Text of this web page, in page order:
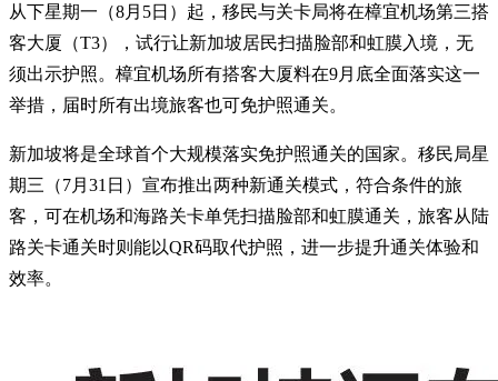
从下星期一（8月5日）起，移民与关卡局将在樟宜机场第三搭
客大厦（T3），试行让新加坡居民扫描脸部和虹膜入境，无
须出示护照。樟宜机场所有搭客大厦料在9月底全面落实这一
举措，届时所有出境旅客也可免护照通关。
新加坡将是全球首个大规模落实免护照通关的国家。移民局星
期三（7月31日）宣布推出两种新通关模式，符合条件的旅
客，可在机场和海路关卡单凭扫描脸部和虹膜通关，旅客从陆
路关卡通关时则能以QR码取代护照，进一步提升通关体验和
效率。